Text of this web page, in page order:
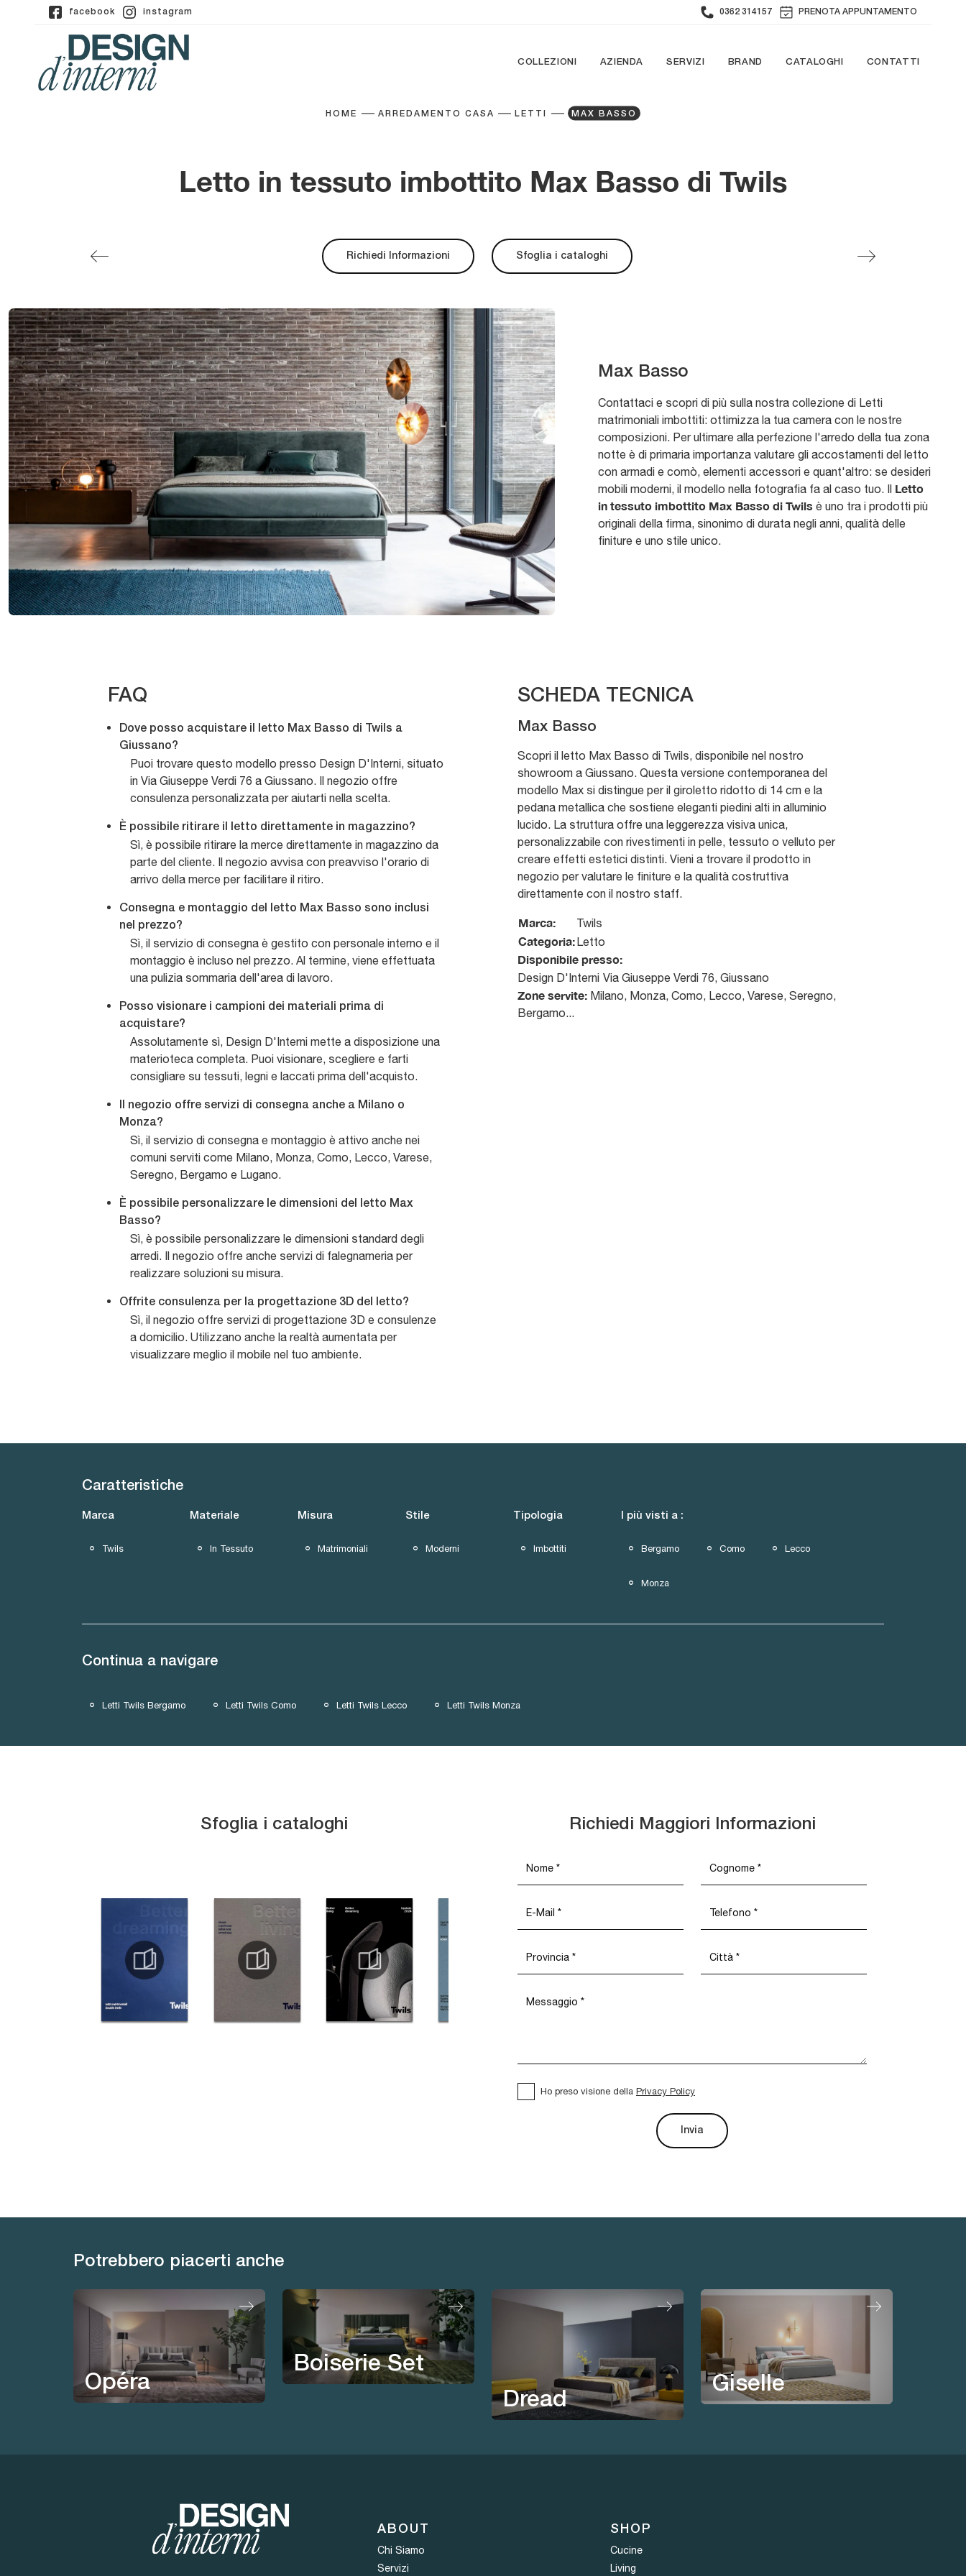
facebook instagram 0362 314157 PRENOTA APPUNTAMENTO
COLLEZIONI AZIENDA SERVIZI BRAND CATALOGHI CONTATTI
HOME ARREDAMENTO CASA LETTI MAX BASSO
Letto in tessuto imbottito Max Basso di Twils
Richiedi Informazioni Sfoglia i cataloghi
Max Basso
Contattaci e scopri di più sulla nostra collezione di Letti
matrimoniali imbottiti: ottimizza la tua camera con le nostre
composizioni. Per ultimare alla perfezione l'arredo della tua zona
notte è di primaria importanza valutare gli accostamenti del letto
con armadi e comò, elementi accessori e quant'altro: se desideri
mobili moderni, il modello nella fotografia fa al caso tuo. Il Letto
in tessuto imbottito Max Basso di Twils è uno tra i prodotti più
originali della firma, sinonimo di durata negli anni, qualità delle
finiture e uno stile unico.
FAQ
Dove posso acquistare il letto Max Basso di Twils a
Giussano?
Puoi trovare questo modello presso Design D'Interni, situato
in Via Giuseppe Verdi 76 a Giussano. Il negozio offre
consulenza personalizzata per aiutarti nella scelta.
È possibile ritirare il letto direttamente in magazzino?
Sì, è possibile ritirare la merce direttamente in magazzino da
parte del cliente. Il negozio avvisa con preavviso l'orario di
arrivo della merce per facilitare il ritiro.
Consegna e montaggio del letto Max Basso sono inclusi
nel prezzo?
Sì, il servizio di consegna è gestito con personale interno e il
montaggio è incluso nel prezzo. Al termine, viene effettuata
una pulizia sommaria dell'area di lavoro.
Posso visionare i campioni dei materiali prima di
acquistare?
Assolutamente sì, Design D'Interni mette a disposizione una
materioteca completa. Puoi visionare, scegliere e farti
consigliare su tessuti, legni e laccati prima dell'acquisto.
Il negozio offre servizi di consegna anche a Milano o
Monza?
Sì, il servizio di consegna e montaggio è attivo anche nei
comuni serviti come Milano, Monza, Como, Lecco, Varese,
Seregno, Bergamo e Lugano.
È possibile personalizzare le dimensioni del letto Max
Basso?
Sì, è possibile personalizzare le dimensioni standard degli
arredi. Il negozio offre anche servizi di falegnameria per
realizzare soluzioni su misura.
Offrite consulenza per la progettazione 3D del letto?
Sì, il negozio offre servizi di progettazione 3D e consulenze
a domicilio. Utilizzano anche la realtà aumentata per
visualizzare meglio il mobile nel tuo ambiente.
SCHEDA TECNICA
Max Basso
Scopri il letto Max Basso di Twils, disponibile nel nostro
showroom a Giussano. Questa versione contemporanea del
modello Max si distingue per il giroletto ridotto di 14 cm e la
pedana metallica che sostiene eleganti piedini alti in alluminio
lucido. La struttura offre una leggerezza visiva unica,
personalizzabile con rivestimenti in pelle, tessuto o velluto per
creare effetti estetici distinti. Vieni a trovare il prodotto in
negozio per valutare le finiture e la qualità costruttiva
direttamente con il nostro staff.
Marca: Twils
Categoria:Letto
Disponibile presso:
Design D'Interni Via Giuseppe Verdi 76, Giussano
Zone servite: Milano, Monza, Como, Lecco, Varese, Seregno,
Bergamo...
Caratteristiche
Marca
Twils
Materiale
In Tessuto
Misura
Matrimoniali
Stile
Moderni
Tipologia
Imbottiti
I più visti a :
Bergamo Como Lecco
Monza
Continua a navigare
Letti Twils Bergamo Letti Twils Como Letti Twils Lecco Letti Twils Monza
Sfoglia i cataloghi Richiedi Maggiori Informazioni
Ho preso visione della Privacy Policy
Invia
Potrebbero piacerti anche
Opéra
Boiserie Set
Dread
Giselle
ABOUT
Chi Siamo
Servizi
SHOP
Cucine
Living